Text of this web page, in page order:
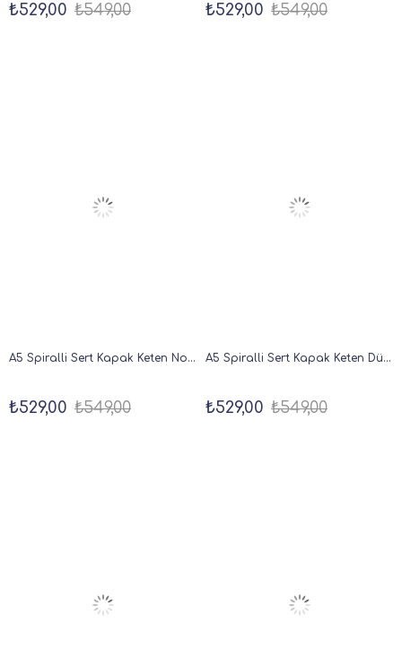
₺529,00 ₺549,00 ₺529,00 ₺549,00
A5 Spiralli Sert Kapak Keten Noktalı Tarihsiz Not Defteri Şeker Pembe
₺529,00 ₺549,00
A5 Spiralli Sert Kapak Keten Düz Çizgisiz Tarihsiz Not Defteri Şeker Pembe
₺529,00 ₺549,00